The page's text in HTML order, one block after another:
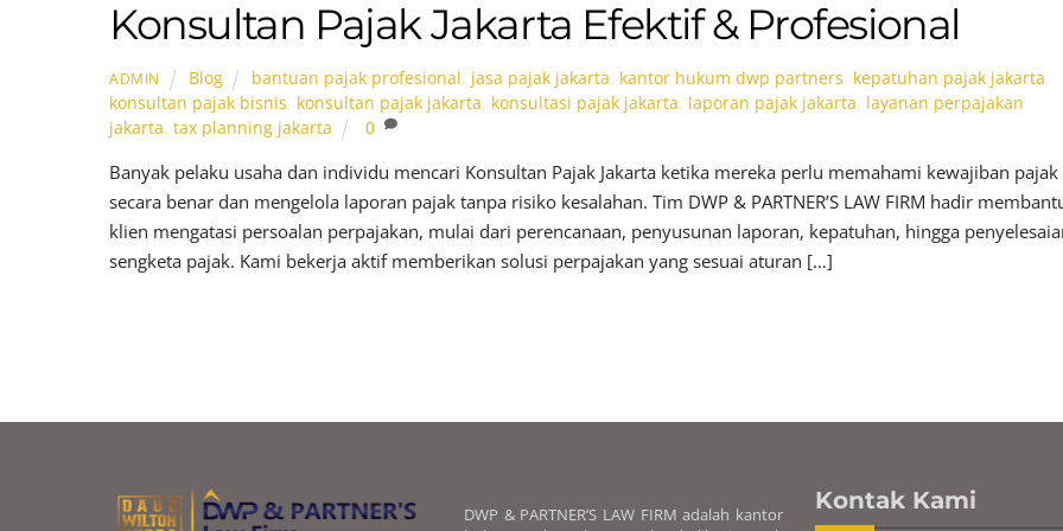
Konsultan Pajak Jakarta Efektif & Profesional
ADMIN Blog bantuan pajak profesional jasa pajak jakarta kantor hukum dwp partners kepatuhan pajak jakarta
konsultan pajak bisnis konsultan pajak jakarta konsultasi pajak jakarta laporan pajak jakarta layanan perpajakan
jakarta tax planning jakarta 0
Banyak pelaku usaha dan individu mencari Konsultan Pajak Jakarta ketika mereka perlu memahami kewajiban pajak
secara benar dan mengelola laporan pajak tanpa risiko kesalahan. Tim DWP & PARTNER’S LAW FIRM hadir
klien mengatasi persoalan perpajakan, mulai dari perencanaan, penyusunan laporan, kepatuhan, hingga
sengketa pajak. Kami bekerja aktif memberikan solusi perpajakan yang sesuai aturan […]
DWP & PARTNER’S LAW FIRM adalah kantor
Kontak Kami